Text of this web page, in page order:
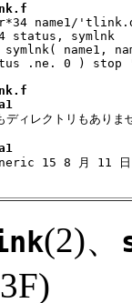
name1/
status, symlnk
name1,
.ne. 0 ) stop
ィレクトリもありま
15 8 月 11
(2)、